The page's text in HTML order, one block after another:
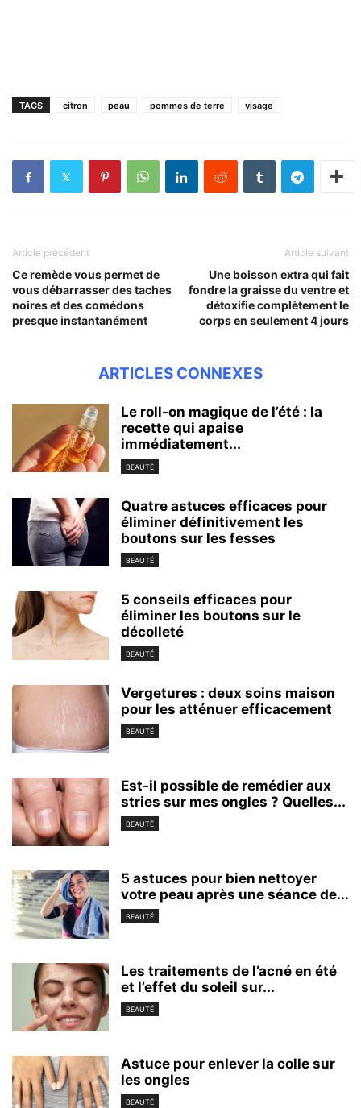
TAGS citron peau pommes de terre visage
Article précédent
Ce remède vous permet de
vous débarrasser des taches
noires et des comédons
presque instantanément
Article suivant
Une boisson extra qui fait
fondre la graisse du ventre et
détoxifie complètement le
corps en seulement 4 jours
ARTICLES CONNEXES
Le roll-on magique de l’été : la
recette qui apaise
immédiatement...
BEAUTÉ
Quatre astuces efficaces pour
éliminer définitivement les
boutons sur les fesses
BEAUTÉ
5 conseils efficaces pour
éliminer les boutons sur le
décolleté
BEAUTÉ
Vergetures : deux soins maison
pour les atténuer efficacement
BEAUTÉ
Est-il possible de remédier aux
stries sur mes ongles ? Quelles...
BEAUTÉ
5 astuces pour bien nettoyer
votre peau après une séance de...
BEAUTÉ
Les traitements de l’acné en été
et l’effet du soleil sur...
BEAUTÉ
Astuce pour enlever la colle sur
les ongles
BEAUTÉ